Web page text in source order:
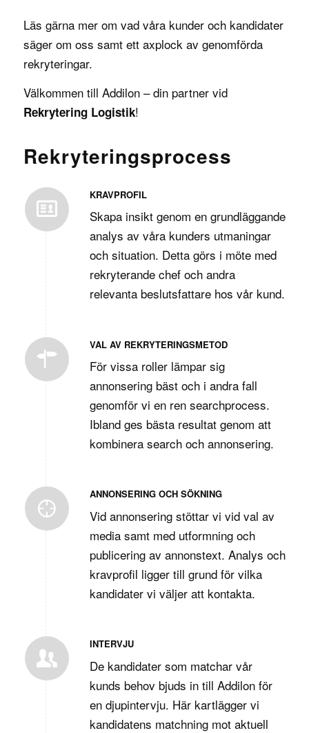
Läs gärna mer om vad våra kunderoch kandidater
säger om oss samt ett axplock av genomförda
rekryteringar.
Välkommen till Addilon – din partner vid
Rekrytering Logistik!
Rekryteringsprocess
KRAVPROFIL
Skapa insikt genom en grundläggande
analys av våra kunders utmaningar
och situation. Detta görs i möte med
rekryterande chef och andra
relevanta beslutsfattare hos vår kund.
VAL AV REKRYTERINGSMETOD
För vissa roller lämpar sig
annonsering bäst och i andra fall
genomför vi en ren searchprocess.
Ibland ges bästa resultat genom att
kombinera search och annonsering.
ANNONSERING OCH SÖKNING
Vid annonsering stöttar vi vid val av
media samt med utformning och
publicering av annonstext. Analys och
kravprofil ligger till grund för vilka
kandidater vi väljer att kontakta.
INTERVJU
De kandidater som matchar vår
kunds behov bjuds in till Addilon för
en djupintervju. Här kartlägger vi
kandidatens matchning mot aktuell